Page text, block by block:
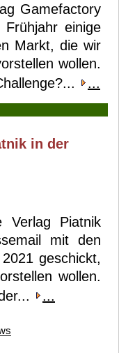
Gamefactory
einige
Markt, die wir
wollen.
...
in der
Verlag Piatnik
mit den
geschickt,
wollen.
...